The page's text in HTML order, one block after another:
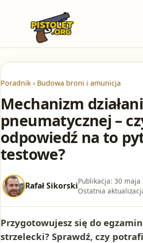
Poradnik › Budowa broni i amunicja
Mechanizm
pneumatycznej –
odpowiedź na to
testowe?
Rafał SikorskiPublikacja: 30 maja
Ostatnia
Przygotowujesz się do
strzelecki? Sprawdź, czy